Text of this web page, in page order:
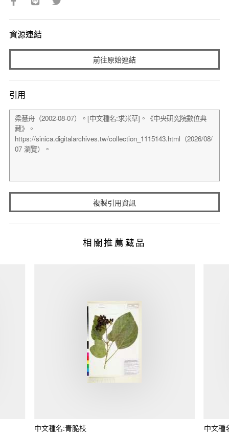
資源連結
前往原始連結
引用
複製引用資訊
相關推薦藏品
中文種名:青脆枝 中文種